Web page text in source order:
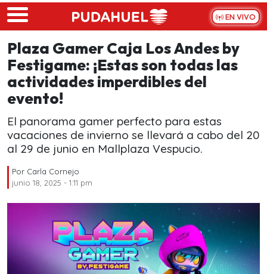
Skip to main content
EN VIVO
Plaza Gamer Caja Los Andes by
Festigame: ¡Estas son todas las
actividades imperdibles del
evento!
El panorama gamer perfecto para estas
vacaciones de invierno se llevará a cabo del 20
al 29 de junio en Mallplaza Vespucio.
Por Carla Cornejo
junio 18, 2025 - 1:11 pm